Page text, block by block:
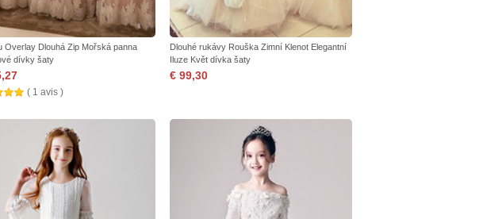
Overlay Dlouhá Zip Mořská panna
dívky šaty
( 1 avis )
Dlouhé rukávy Rouška Zimní Klenot Elegantní
Iluze Květ dívka šaty
€ 99,30